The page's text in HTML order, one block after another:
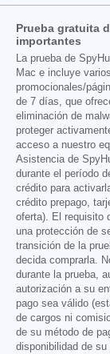
Prueba gratuita
importantes
La prueba de
Mac e incluye
promocionales/
de 7 días, que
eliminación de
proteger
acceso a nuestro
Asistencia de
durante el período
crédito para
crédito prepago,
oferta). El requisito
una protección de
transición de la
decida comprarla.
durante la prueba,
autorización a su
pago sea válido
de cargos ni
de su método de
disponibilidad de